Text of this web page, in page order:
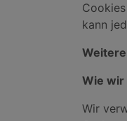
kann
Wie wir
Wir